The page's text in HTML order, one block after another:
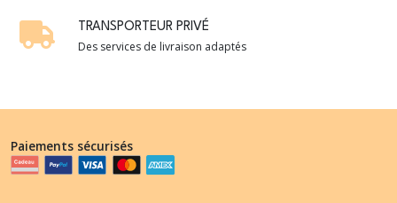
TRANSPORTEUR PRIVÉ
Des services de livraison adaptés
Paiements sécurisés